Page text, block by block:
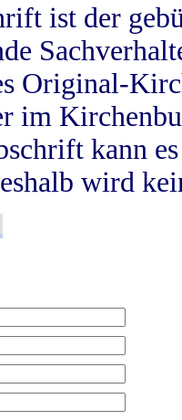
ist der
Original-
im
kann
wird